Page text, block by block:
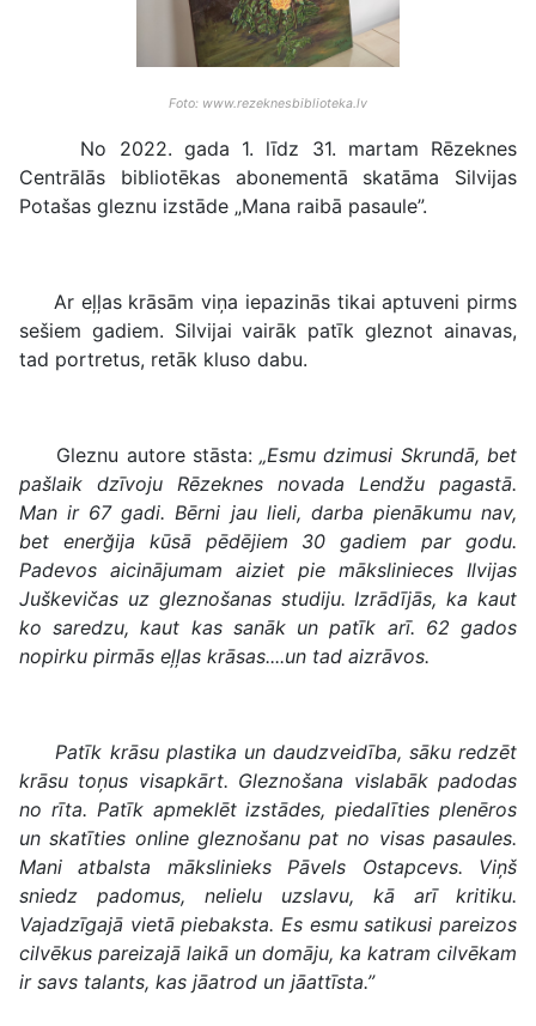
Foto: www.rezeknesbiblioteka.lv
No 2022. gada 1. līdz 31. martam Rēzeknes
Centrālās bibliotēkas abonementā skatāma Silvijas
Potašas gleznu izstāde „Mana raibā pasaule”.
Ar eļļas krāsām viņa iepazinās tikai aptuveni pirms
sešiem gadiem. Silvijai vairāk patīk gleznot ainavas,
tad portretus, retāk kluso dabu.
Gleznu autore stāsta:„Esmu dzimusi Skrundā, bet
pašlaik dzīvoju Rēzeknes novada Lendžu pagastā.
Man ir 67 gadi. Bērni jau lieli, darba pienākumu nav,
bet enerğija kūsā pēdējiem 30 gadiem par godu.
Padevos aicinājumam aiziet pie mākslinieces Ilvijas
Juškevičas uz gleznošanas studiju. Izrādījās, ka kaut
ko saredzu, kaut kas sanāk un patīk arī. 62 gados
nopirku pirmās eļļas krāsas....un tad aizrāvos.
Patīk krāsu plastika un daudzveidība, sāku redzēt
krāsu toņus visapkārt. Gleznošana vislabāk padodas
no rīta. Patīk apmeklēt izstādes, piedalīties plenēros
un skatīties online gleznošanu pat no visas pasaules.
Mani atbalsta mākslinieks Pāvels Ostapcevs. Viņš
sniedz padomus, nelielu uzslavu, kā arī kritiku.
Vajadzīgajā vietā piebaksta. Es esmu satikusi pareizos
cilvēkus pareizajā laikā un domāju, ka katram cilvēkam
ir savs talants, kas jāatrod un jāattīsta.”